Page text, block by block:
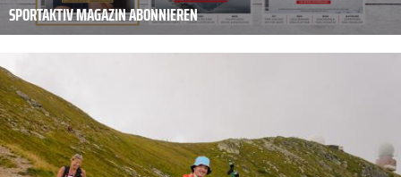
SPORTAKTIV MAGAZIN ABONNIEREN